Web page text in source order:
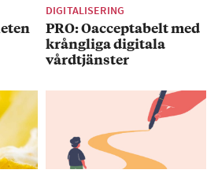
DIGITALISERING
PRO: Oacceptabelt med
krångliga digitala
vårdtjänster